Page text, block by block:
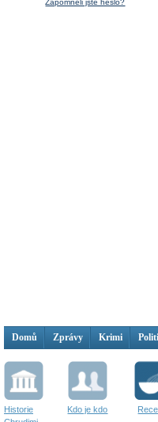
Zapomněli jste heslo?
Domů Zprávy Krimi
Historie
Kdo je kdo